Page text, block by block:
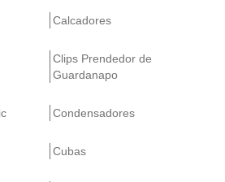
Calcadores
Clips Prendedor de
Guardanapo
Condensadores
Cubas